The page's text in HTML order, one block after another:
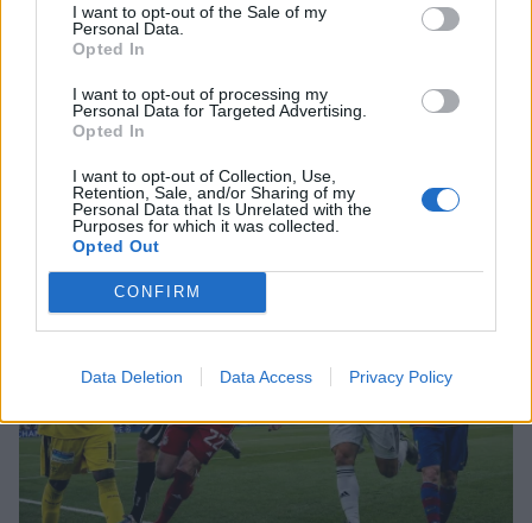
I want to opt-out of the Sale of my
Personal Data.
Opted In
I want to opt-out of processing my
Personal Data for Targeted Advertising.
Opted In
I want to opt-out of Collection, Use,
Retention, Sale, and/or Sharing of my
Personal Data that Is Unrelated with the
Purposes for which it was collected.
Opted Out
CONFIRM
Data Deletion Data Access Privacy Policy
SHOWBIZ
Ατύχημα στις διακοπές για τον Ιβάν
Σβιτάιλο – Η ακτινογραφία & το
μήνυμα: «Θα σηκωθώ πιο δυνατός»
SHOWBIZ
Βαρύ πένθος για τη συνεργάτιδα της
Καινούργιου, Μαρία Βλάχου – Το
μήνυμα της παρουσιάστριας
SHOWBIZ
«Ο γάμος μας είναι πολύ καλύτερος
απ’ ό,τι είχα φανταστεί»
Σέρρες: «Δεν ήταν μόνο η ταχύτητα» – Η ανάλυση